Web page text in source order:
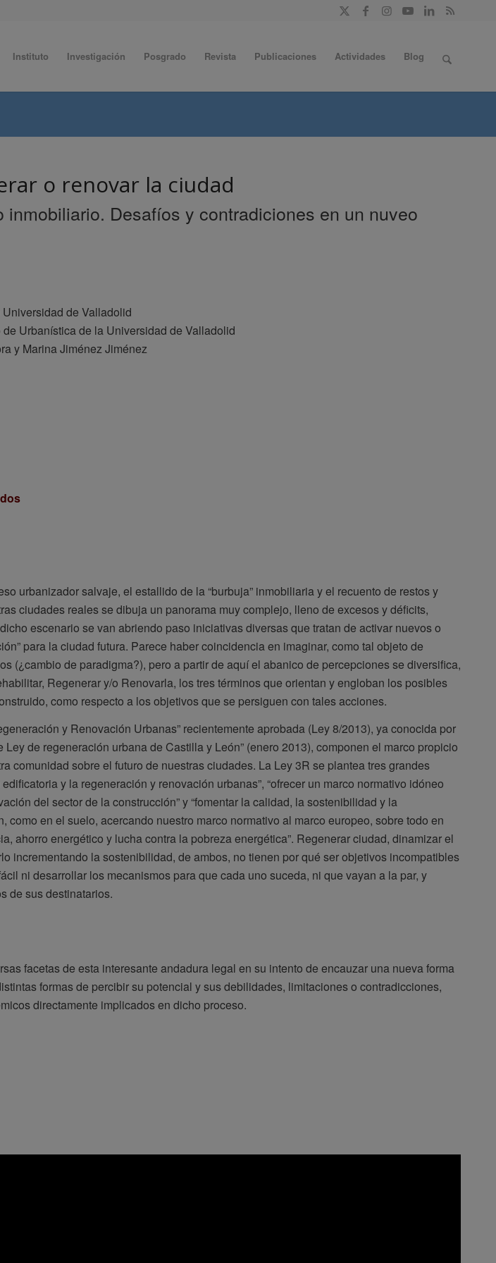
Instituto Investigación Posgrado Revista Publicaciones Actividades Blog
o renovar la ciudad
inmobiliario. Desafíos y contradiciones en un nuveo
de Valladolid
Urbanística de la Universidad de Valladolid
y Marina Jiménez Jiménez
urbanizador salvaje, el estallido de la “burbuja” inmobiliaria y el recuento de restos y
ciudades reales se dibuja un panorama muy complejo, lleno de excesos y déficits,
escenario se van abriendo paso iniciativas diversas que tratan de activar nuevos o
para la ciudad futura. Parece haber coincidencia en imaginar, como tal objeto de
(¿cambio de paradigma?), pero a partir de aquí el abanico de percepciones se diversifica,
Regenerar y/o Renovarla, los tres términos que orientan y engloban los posibles
como respecto a los objetivos que se persiguen con tales acciones.
y Renovación Urbanas” recientemente aprobada (Ley 8/2013), ya conocida por
Ley de regeneración urbana de Castilla y León” (enero 2013), componen el marco propicio
comunidad sobre el futuro de nuestras ciudades. La Ley 3R se plantea tres grandes
y la regeneración y renovación urbanas”, “ofrecer un marco normativo idóneo
del sector de la construcción” y “fomentar la calidad, la sostenibilidad y la
como en el suelo, acercando nuestro marco normativo al marco europeo, sobre todo en
ahorro energético y lucha contra la pobreza energética”. Regenerar ciudad, dinamizar el
incrementando la sostenibilidad, de ambos, no tienen por qué ser objetivos incompatibles
ni desarrollar los mecanismos para que cada uno suceda, ni que vayan a la par, y
de sus destinatarios.
facetas de esta interesante andadura legal en su intento de encauzar una nueva forma
formas de percibir su potencial y sus debilidades, limitaciones o contradicciones,
directamente implicados en dicho proceso.